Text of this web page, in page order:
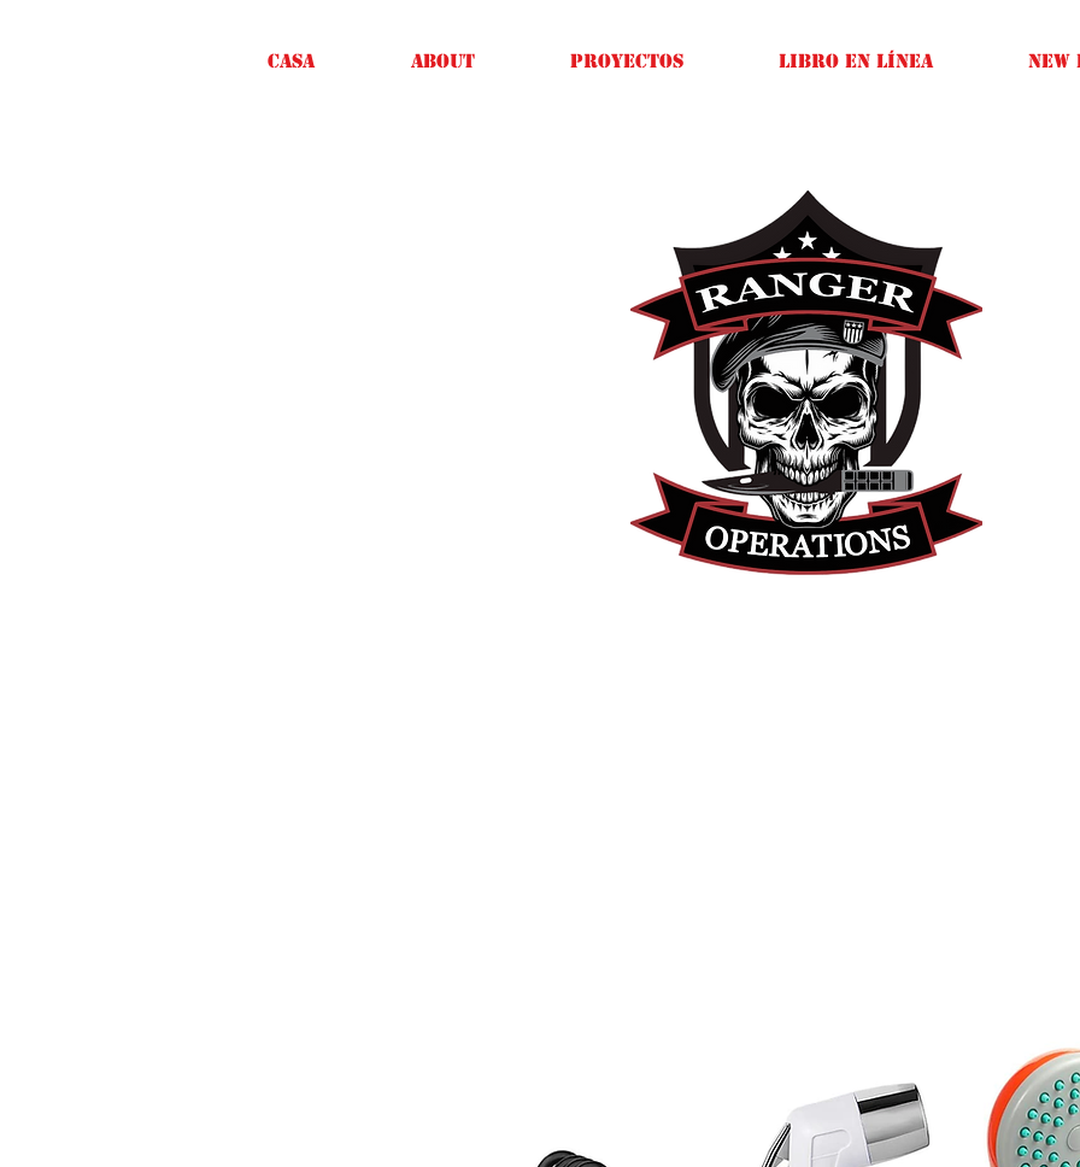
Casa About Proyectos Libro en línea New